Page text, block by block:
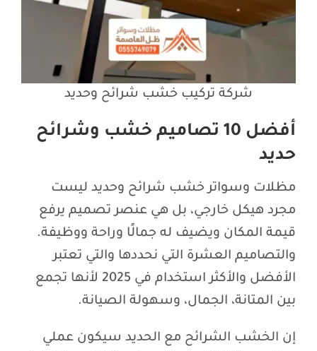
شركة تركيب خشب شرائح وحديد
أفضل 10 تصاميم خشب وشرائح
حديد
مظلات وسواتر خشب شرائح وحديد ليست
مجرد هيكل خارجي، بل هي عنصر تصميم يرفع
قيمة المكان ويضيف له جمالًا وراحة ووظيفة.
والتصاميم العشرة التي نحددها والتي تعتبر
الأفضل والأكثر استخدام في 2025 لأنها تجمع
بين المتانة، الجمال، وسهولة الصيانة.
إن الخشب الشرائح مع الحديد سيكون عملي